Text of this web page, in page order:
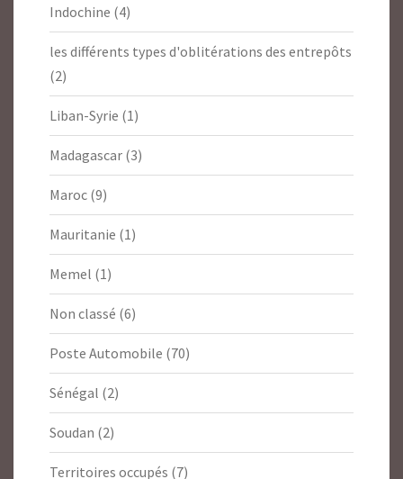
Indochine (4)
les différents types d'oblitérations des entrepôts
(2)
Liban-Syrie (1)
Madagascar (3)
Maroc (9)
Mauritanie (1)
Memel (1)
Non classé (6)
Poste Automobile (70)
Sénégal (2)
Soudan (2)
Territoires occupés (7)